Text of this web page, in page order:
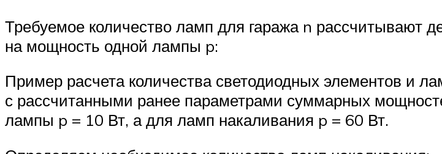
Требуемое количество ламп для гаража n рассчитывают
на мощность одной лампы p:
Пример расчета количества светодиодных элементов и
с рассчитанными ранее параметрами суммарных
лампы p = 10 Вт, а для ламп накаливания p = 60 Вт.